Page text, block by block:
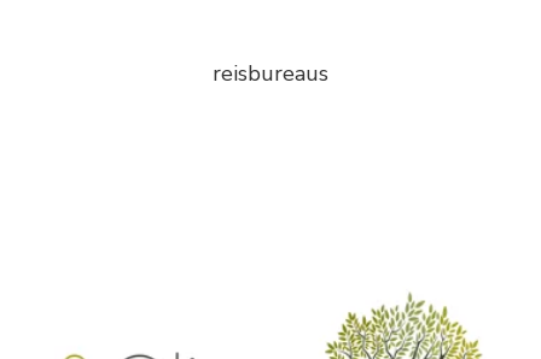
reisbureaus